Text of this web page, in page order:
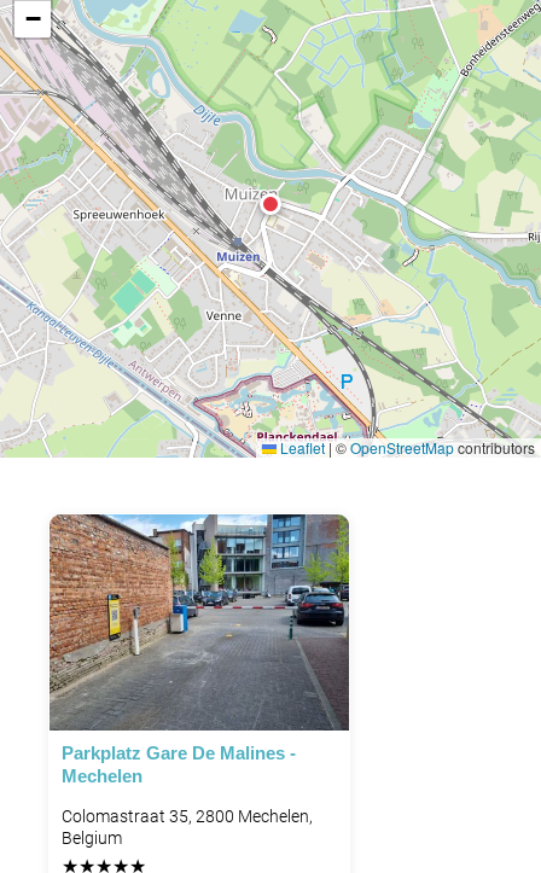
−
Leaflet|©OpenStreetMapcontributors
Parkplatz Gare De Malines -
Mechelen
Colomastraat 35, 2800 Mechelen,
Belgium
★★★★★